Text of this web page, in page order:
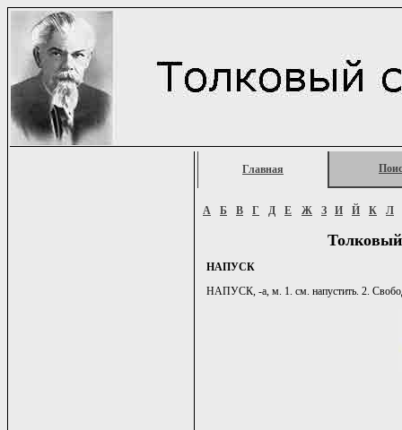
Главная
А Б В Г Д Е Ж З И Й К Л
НАПУСК
НАПУСК, -а, м. 1. см. напустить. 2.